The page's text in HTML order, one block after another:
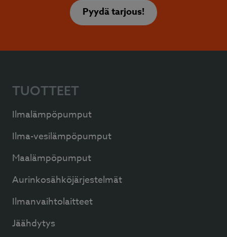
Pyydä tarjous!
TUOTTEET
Ilmalämpöpumput
Ilma-vesilämpöpumput
Maalämpöpumput
Aurinkosähköjärjestelmät
Ilmanvaihtolaitteet
Jäähdytys